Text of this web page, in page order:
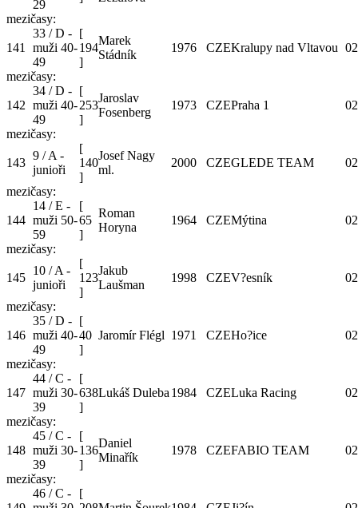
29
mezičasy:
141
33 / D -
muži 40-
49
[
194
]
Marek
Stádník
1976 CZEKralupy nad Vltavou
mezičasy:
142
34 / D -
muži 40-
49
[
253
]
Jaroslav
Fosenberg
1973 CZEPraha 1
mezičasy:
143
9 / A -
junioři
[
140
]
Josef Nagy
ml.
2000 CZEGLEDE TEAM
mezičasy:
144
14 / E -
muži 50-
59
[
65
]
Roman
Horyna
1964 CZEMýtina
mezičasy:
145
10 / A -
junioři
[
123
]
Jakub
Laušman
1998 CZEV?esník
mezičasy:
146
35 / D -
muži 40-
49
[
40
]
Jaromír Flégl 1971 CZEHo?ice
mezičasy:
147
44 / C -
muži 30-
39
[
638
]
Lukáš Duleba 1984 CZELuka Racing
mezičasy:
148
45 / C -
muži 30-
39
[
136
]
Daniel
Minařík
1978 CZEFABIO TEAM
mezičasy:
46 / C -
[